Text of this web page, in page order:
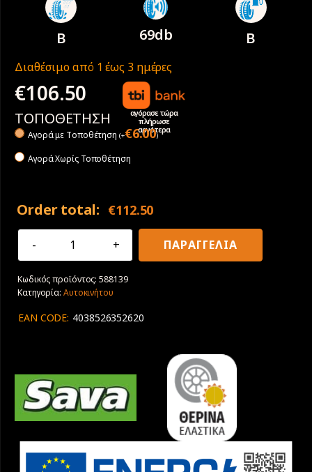
B 69db B
Διαθέσιμο από 1 έως 3 ημέρες
€106.50
αγόρασε τώρα
πλήρωσε
αργότερα
ΤΟΠΟΘΕΤΗΣΗ
Αγορά με Tοποθέτηση (+€6.00)
Αγορά Χωρίς Τοποθέτηση
Order total: €112.50
225/60R18
Intensa
SUV
ποσότητα
ΠΑΡΑΓΓΕΛΙΑ
Κωδικός προϊόντος:588139
Κατηγορία: Αυτοκινήτου
EAN CODE: 4038526352620